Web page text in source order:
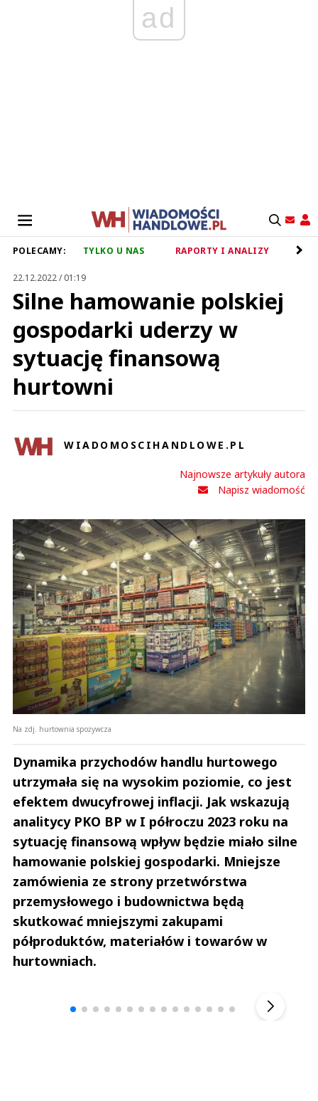
ad
POLECAMY: TYLKO U NAS RAPORTY I ANALIZY
22.12.2022 / 01:19
Silne hamowanie polskiej
gospodarki uderzy w
sytuację finansową
hurtowni
WIADOMOSCIHANDLOWE.PL
Najnowsze artykuły autora
Napisz wiadomość
Na zdj. hurtownia spożywcza
Dynamika przychodów handlu hurtowego
utrzymała się na wysokim poziomie, co jest
efektem dwucyfrowej inflacji. Jak wskazują
analitycy PKO BP w I półroczu 2023 roku na
sytuację finansową wpływ będzie miało silne
hamowanie polskiej gospodarki. Mniejsze
zamówienia ze strony przetwórstwa
przemysłowego i budownictwa będą
skutkować mniejszymi zakupami
półproduktów, materiałów i towarów w
hurtowniach.